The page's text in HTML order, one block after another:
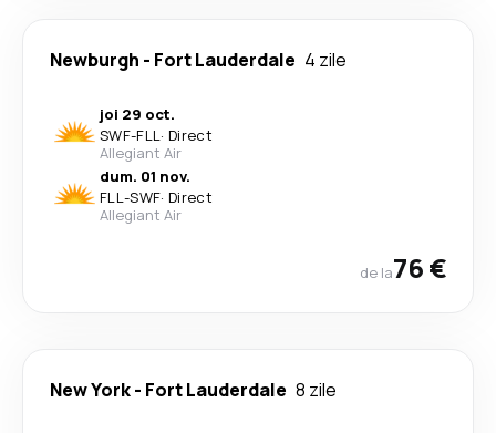
Newburgh - Fort Lauderdale 4 zile
joi 29 oct.
SWF-FLL· Direct
Allegiant Air
dum. 01 nov.
FLL-SWF· Direct
Allegiant Air
de la76 €
New York- Fort Lauderdale 8 zile